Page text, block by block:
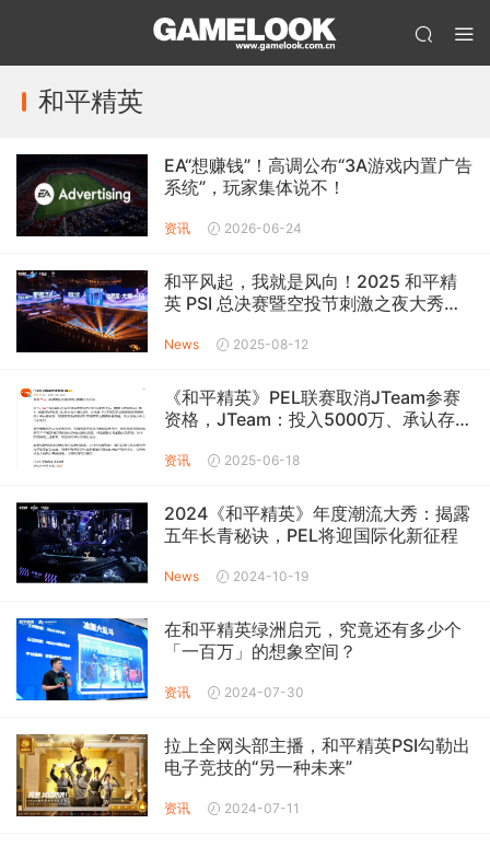
和平精英
EA“想赚钱”！高调公布“3A游戏内置广告
系统”，玩家集体说不！
资讯 2026-06-24
和平风起，我就是风向！2025 和平精
英 PSI 总决赛暨空投节刺激之夜大秀收
News 2025-08-12
《和平精英》PEL联赛取消JTeam参赛
资格，JTeam：投入5000万、承认存在
资讯 2025-06-18
2024《和平精英》年度潮流大秀：揭露
五年长青秘诀，PEL将迎国际化新征程
News 2024-10-19
在和平精英绿洲启元，究竟还有多少个
「一百万」的想象空间？
资讯 2024-07-30
拉上全网头部主播，和平精英PSI勾勒出
电子竞技的“另一种未来”
资讯 2024-07-11